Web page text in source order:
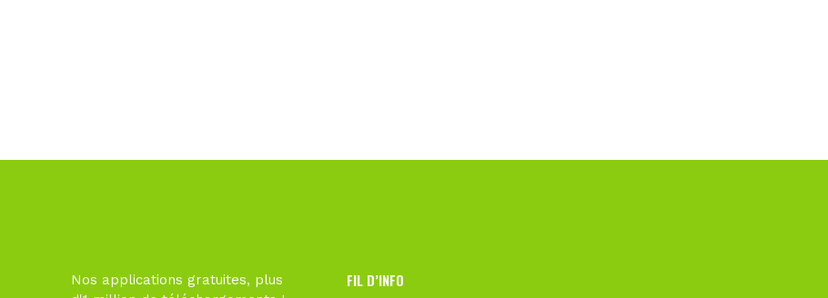
Nos applications gratuites, plus
FIL D’INFO